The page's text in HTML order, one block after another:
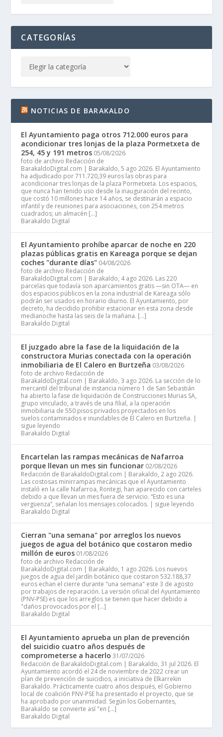
CATEGORÍAS
NOTICIAS DE BARAKALDO
El Ayuntamiento paga otros 712.000 euros para
acondicionar tres lonjas de la plaza Pormetxeta de
254, 45 y 191 metros 05/08/2026
foto de archivo Redacción de
BarakaldoDigital.com | Barakaldo, 5 ago 2026. El Ayuntamiento
ha adjudicado por 711.720,39 euros las obras para
acondicionar tres lonjas de la plaza Pormetxeta. Los espacios,
que nunca han tenido uso desde la inauguración del recinto,
que costó 10 millones hace 14 años, se destinarán a espacio
infantil y de reuniones para asociaciones, con 254 metros
cuadrados; un almacén […]
Barakaldo Digital
El Ayuntamiento prohíbe aparcar de noche en 220
plazas públicas gratis en Kareaga porque se dejan
coches "durante días" 04/08/2026
foto de archivo Redacción de
BarakaldoDigital.com | Barakaldo, 4 ago 2026. Las 220
parcelas que todavía son aparcamientos gratis —sin OTA— en
dos espacios públicos en la zona industrial de Kareaga sólo
podrán ser usados en horario diurno. El Ayuntamiento, por
decreto, ha decidido prohibir estacionar en esta zona desde
medianoche hasta las seis de la mañana. […]
Barakaldo Digital
El juzgado abre la fase de la liquidación de la
constructora Murias conectada con la operación
inmobiliaria de El Calero en Burtzeña 03/08/2026
foto de archivo Redacción de
BarakaldoDigital.com | Barakaldo, 3 ago 2026. La sección de lo
mercantil del tribunal de instancia número 1 de San Sebastián
ha abierto la fase de liquidación de Construcciones Murias SA,
grupo vinculado, a través de una filial, a la operación
inmobiliaria de 550 pisos privados proyectados en los
suelos contaminados e inundables de El Calero en Burtzeña. |
sigue leyendo
Barakaldo Digital
Encartelan las rampas mecánicas de Nafarroa
porque llevan un mes sin funcionar 02/08/2026
Redacción de BarakaldoDigital.com | Barakaldo, 2 ago 2026.
Las costosas minirrampas mecánicas que el Ayuntamiento
instaló en la calle Nafarroa, Rontegi, han aparecido con carteles
debido a que llevan un mes fuera de servicio. “Esto es una
vergüenza”, señalan los mensajes colocados. | sigue leyendo
Barakaldo Digital
Cierran "una semana" por arreglos los nuevos
juegos de agua del botánico que costaron medio
millón de euros 01/08/2026
foto de archivo Redacción de
BarakaldoDigital.com | Barakaldo, 1 ago 2026. Los nuevos
juegos de agua del jardín botánico que costaron 532.188,37
euros echan el cierre durante "una semana" este 3 de agosto
por trabajos de reparación. La versión oficial del Ayuntamiento
(PNV-PSE) es que los arreglos se tienen que hacer debido a
"daños provocados por el […]
Barakaldo Digital
El Ayuntamiento aprueba un plan de prevención
del suicidio cuatro años después de
comprometerse a hacerlo 31/07/2026
Redacción de BarakaldoDigital.com | Barakaldo, 31 jul 2026. El
Ayuntamiento acordó el 24 de noviembre de 2022 crear un
plan de prevención de suicidios, a iniciativa de Elkarrekin
Barakaldo. Prácticamente cuatro años después, el Gobierno
local de coalición PNV-PSE ha presentado el proyecto, que se
ha aprobado por unanimidad. Según los Gobernantes,
Barakaldo se convierte así "en […]
Barakaldo Digital